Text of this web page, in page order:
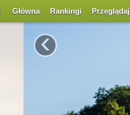
Główna Rankingi Przeglądaj
‹